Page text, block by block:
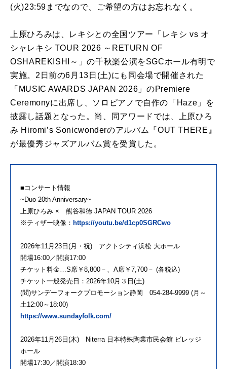
(火)23:59までなので、ご希望の方はお忘れなく。
上原ひろみは、レキシとの全国ツアー「レキシ vs オ
シャレキシ TOUR 2026 ～RETURN OF
OSHAREKISHI～」の千秋楽公演をSGCホール有明で
実施。2日前の6月13日(土)にも同会場で開催された
「MUSIC AWARDS JAPAN 2026」のPremiere
Ceremonyに出席し、ソロピアノで自作の「Haze」を
披露し話題となった。尚、同アワードでは、上原ひろ
み Hiromi’s Sonicwonderのアルバム『OUT THERE』
が最優秀ジャズアルバム賞を受賞した。
■コンサート情報
~Duo 20th Anniversary~
上原ひろみ × 熊谷和徳 JAPAN TOUR 2026
※ティザー映像： https://youtu.be/d1cp0SGRCwo
2026年11月23日(月・祝) アクトシティ浜松 大ホール
開場16:00／開演17:00
チケット料金…S席￥8,800－、A席￥7,700－ (各税込)
チケット一般発売日：2026年10月３日(土)
(問)サンデーフォークプロモーション静岡 054-284-9999 (月～
土12:00～18:00)
https://www.sundayfolk.com/
2026年11月26日(木) Niterra 日本特殊陶業市民会館 ビレッジ
ホール
開場17:30／開演18:30